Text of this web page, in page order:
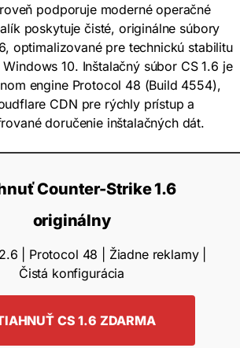
podporuje moderné operačné
poskytuje čisté, originálne súbory
optimalizované pre technickú stabilitu
10. Inštalačný súbor CS 1.6 je
engine Protocol 48 (Build 4554),
CDN pre rýchly prístup a
doručenie inštalačných dát.
Counter-Strike 1.6
originálny
| Protocol 48 | Žiadne reklamy |
Čistá konfigurácia
CS 1.6 ZDARMA